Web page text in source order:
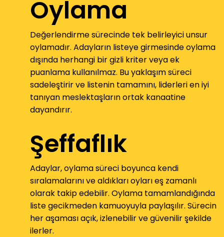
Oylama
Değerlendirme sürecinde tek belirleyici unsur
oylamadır. Adayların listeye girmesinde oylama
dışında herhangi bir gizli kriter veya ek
puanlama kullanılmaz. Bu yaklaşım süreci
sadeleştirir ve listenin tamamını, liderleri en iyi
tanıyan meslektaşların ortak kanaatine
dayandırır.
Şeffaflık
Adaylar, oylama süreci boyunca kendi
sıralamalarını ve aldıkları oyları eş zamanlı
olarak takip edebilir. Oylama tamamlandığında
liste gecikmeden kamuoyuyla paylaşılır. Sürecin
her aşaması açık, izlenebilir ve güvenilir şekilde
ilerler.